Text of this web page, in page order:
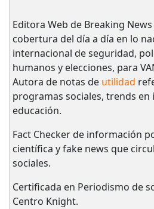
Editora Web de Breaking
cobertura del día a día en lo
internacional de seguridad,
humanos y elecciones, para
Autora de notas de utilidad
programas sociales, trends en
educación.
Fact Checker de información
científica y fake news que
sociales.
Certificada en Periodismo de
Centro Knight.